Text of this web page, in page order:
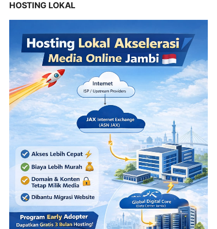
HOSTING LOKAL